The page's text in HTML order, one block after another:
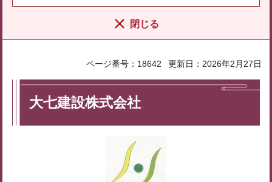
閉じる
ページ番号：18642 更新日：2026年2月27日
大七建設株式会社